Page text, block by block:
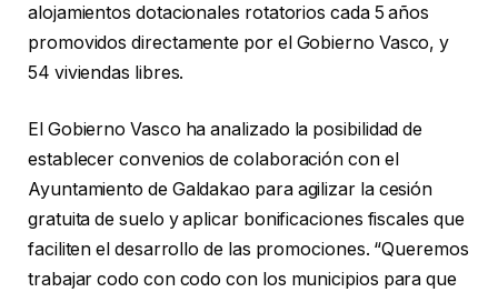
alojamientos dotacionales rotatorios cada 5 años
promovidos directamente por el Gobierno Vasco, y
54 viviendas libres.
El Gobierno Vasco ha analizado la posibilidad de
establecer convenios de colaboración con el
Ayuntamiento de Galdakao para agilizar la cesión
gratuita de suelo y aplicar bonificaciones fiscales que
faciliten el desarrollo de las promociones. “Queremos
trabajar codo con codo con los municipios para que